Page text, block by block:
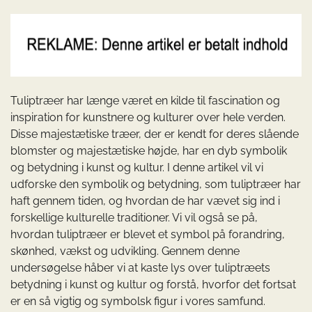
Tuliptræer har længe været en kilde til fascination og
inspiration for kunstnere og kulturer over hele verden.
Disse majestætiske træer, der er kendt for deres slående
blomster og majestætiske højde, har en dyb symbolik
og betydning i kunst og kultur. I denne artikel vil vi
udforske den symbolik og betydning, som tuliptræer har
haft gennem tiden, og hvordan de har vævet sig ind i
forskellige kulturelle traditioner. Vi vil også se på,
hvordan tuliptræer er blevet et symbol på forandring,
skønhed, vækst og udvikling. Gennem denne
undersøgelse håber vi at kaste lys over tuliptræets
betydning i kunst og kultur og forstå, hvorfor det fortsat
er en så vigtig og symbolsk figur i vores samfund.